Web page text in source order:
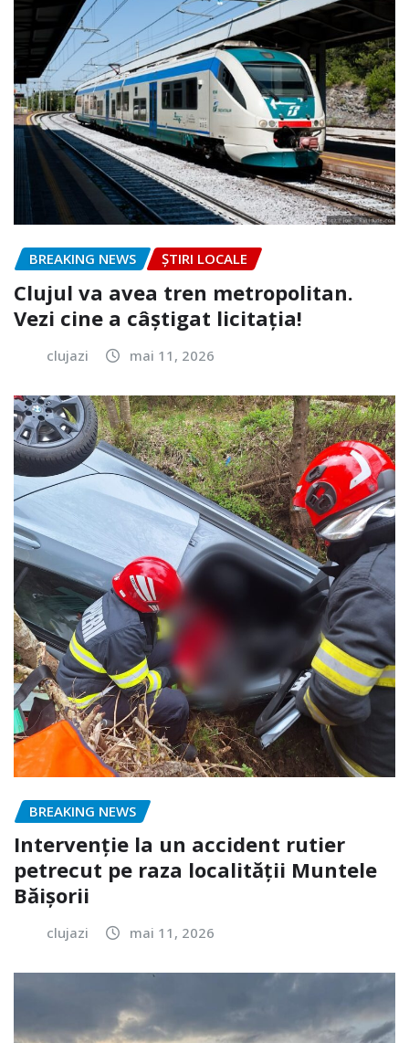
BREAKING NEWS ȘTIRI LOCALE
Clujul va avea tren metropolitan.
Vezi cine a câștigat licitația!
clujazi mai 11, 2026
BREAKING NEWS
Intervenție la un accident rutier
petrecut pe raza localității Muntele
Băișorii
clujazi mai 11, 2026